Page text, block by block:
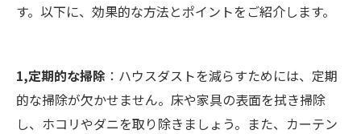
す。以下に、効果的な方法とポイントをご紹介します。
1,定期的な掃除 ：ハウスダストを減らすためには、定期
的な掃除が欠かせません。床や家具の表面を拭き掃除
し、ホコリやダニを取り除きましょう。また、カーテン